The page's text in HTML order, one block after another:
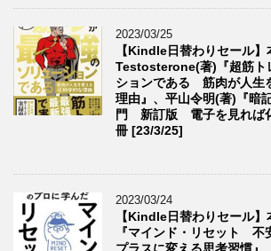
2023/03/25
【Kindle日替わりセール】
Testosterone(著)『超筋ト
ションである 筋肉が人生
理由』、平山令明(著)『暗
門 新訂版 電子を見れば
冊 [23/3/25]
2023/03/24
【Kindle日替わりセール
『マインド・リセット 不
プラスに変える思考習慣』